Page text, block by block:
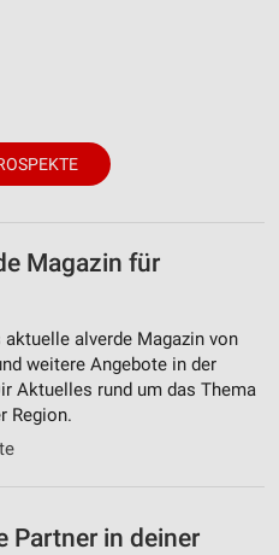
Magazin für
alverde Magazin von
weitere Angebote in der
Aktuelles rund um das Thema
Region.
Partner in deiner
der Angebote
zur Auswahl von